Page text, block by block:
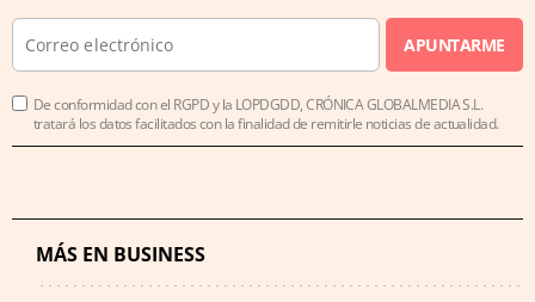
APUNTARME
De conformidad con el RGPD y la LOPDGDD, CRÓNICA GLOBALMEDIA S.L.
tratará los datos facilitados con la finalidad de remitirle noticias de actualidad.
MÁS EN BUSINESS